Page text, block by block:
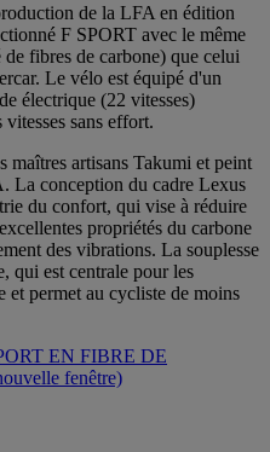
de la LFA en édition
F SPORT avec le même
fibres de carbone) que celui
Le vélo est équipé d'un
électrique (22 vitesses)
sans effort.
maîtres artisans Takumi et peint
La conception du cadre Lexus
du confort, qui vise à réduire
propriétés du carbone
des vibrations. La souplesse
qui est centrale pour les
et permet au cycliste de moins
EN FIBRE DE
fenêtre)